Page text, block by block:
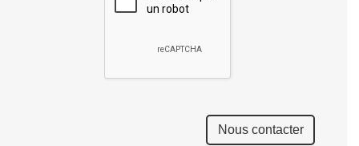
empty.
Nous contacter